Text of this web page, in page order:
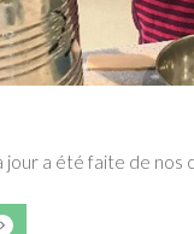
jour a été faite de